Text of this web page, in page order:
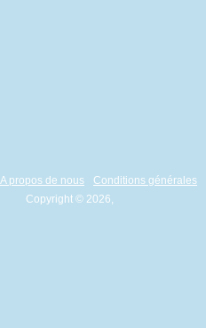
A propos de nous Conditions générales
Copyright © 2026,